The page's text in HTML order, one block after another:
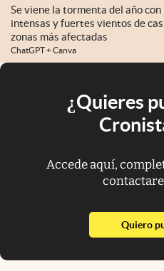
Se viene la tormenta del año
intensas y fuertes vientos de
zonas más afectadas
ChatGPT + Canva
¿Quieres
Accede aquí,
Quiero